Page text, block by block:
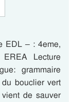
EDL – : 4eme,
Lecture
grammaire
bouclier vert
de sauver